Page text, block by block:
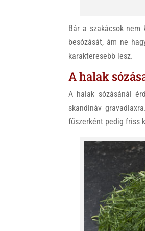
Bár a szakácsok
besózását, ám ne
karakteresebb lesz.
A halak
A halak sózásánál
skandináv
fűszerként pedig friss